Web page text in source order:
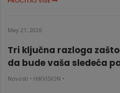
May 21, 2026
Tri ključna razloga
da bude vaša sledeća
Novosti • HIKVISION •